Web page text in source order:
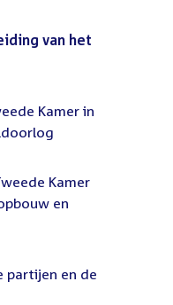
van het
Kamer in
Kamer
en
partijen en de